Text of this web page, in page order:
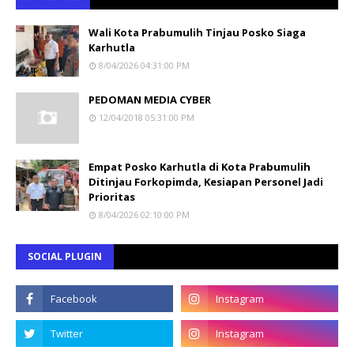
Wali Kota Prabumulih Tinjau Posko Siaga
Karhutla
8/04/2026 04:31:00 PM
PEDOMAN MEDIA CYBER
12/04/2018 05:31:00 PM
Empat Posko Karhutla di Kota Prabumulih
Ditinjau Forkopimda, Kesiapan Personel Jadi
Prioritas
8/04/2026 02:10:00 PM
SOCIAL PLUGIN